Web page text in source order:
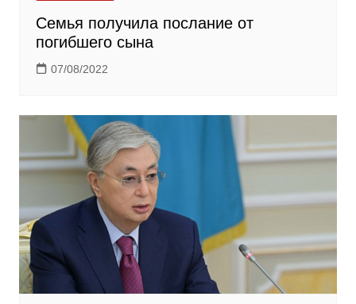
Семья получила послание от
погибшего сына
07/08/2022